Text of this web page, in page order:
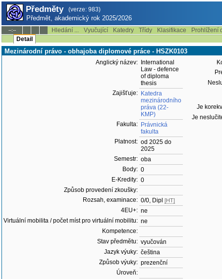
Předměty (verze: 983)
Předmět, akademický rok 2025/2026
--:-- Hledání ... Vyučující Katedry Třídy Klasifikace
Prohlížení
Detail
Mezinárodní právo - obhajoba diplomové práce - HSZK0103
Anglický název:
International
Law - defence
of diploma
thesis
Zajišťuje: Katedra
mezinárodního
práva (22-
KMP)
Fakulta: Právnická
fakulta
Platnost: od 2025 do
2025
Semestr: oba
Body: 0
E-Kredity: 0
Způsob provedení zkoušky:
Rozsah, examinace: 0/0, Dipl [HT]
4EU+: ne
Virtuální mobilita / počet míst pro virtuální mobilitu: ne
Kompetence:
Stav předmětu: vyučován
Jazyk výuky: čeština
Způsob výuky: prezenční
Úroveň:
Je
Je